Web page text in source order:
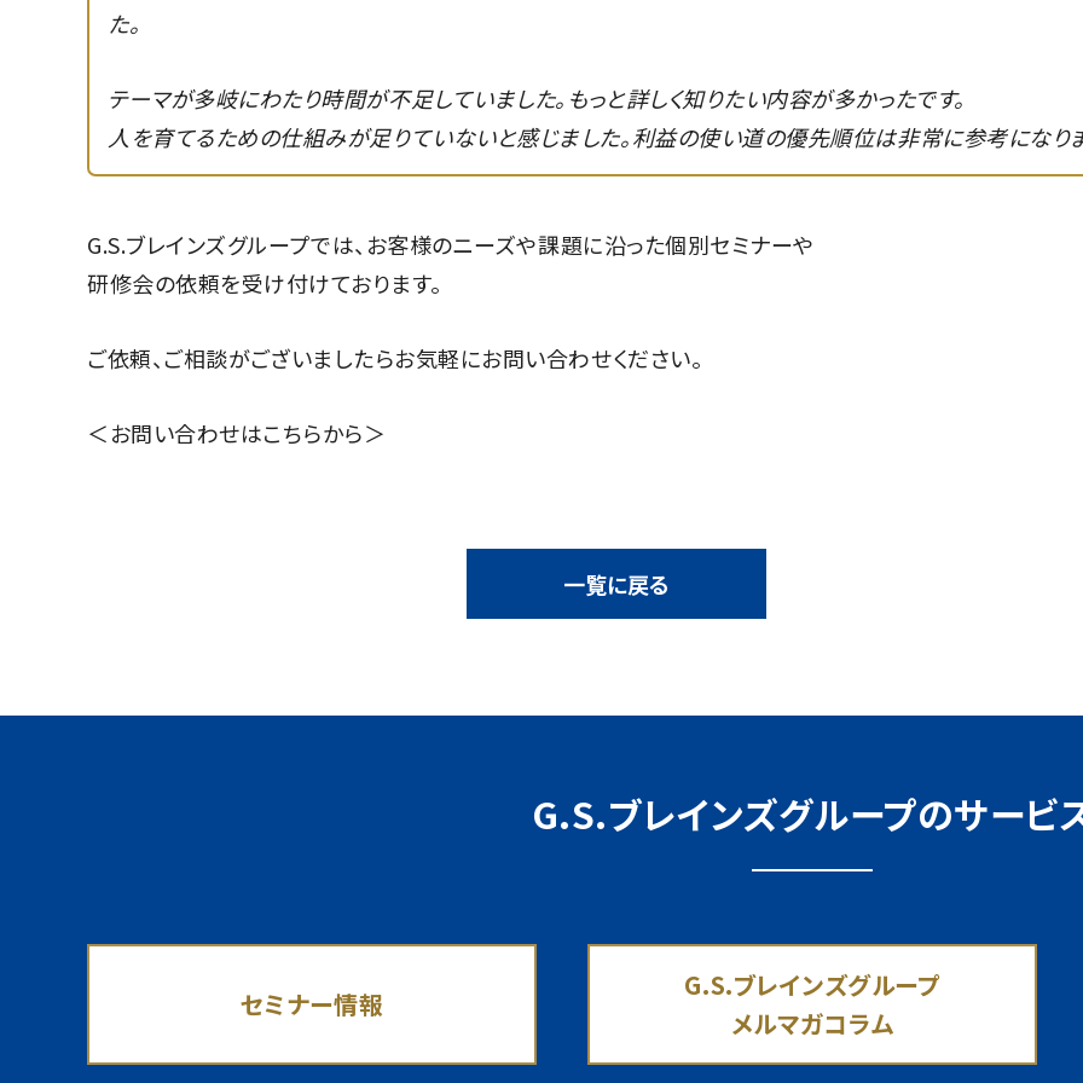
た。
テーマが多岐にわたり時間が不足していました。もっと詳しく知りたい内容が多かったです。
人を育てるための仕組みが足りていないと感じました。利益の使い道の優先順位は非常に参考になり
G.S.ブレインズグループでは、お客様のニーズや課題に沿った個別セミナーや
研修会の依頼を受け付けております。
ご依頼、ご相談がございましたらお気軽にお問い合わせください。
＜お問い合わせはこちらから＞
一覧に戻る
G.S.ブレインズグループのサービ
セミナー情報
G.S.ブレインズグループ
メルマガコラム